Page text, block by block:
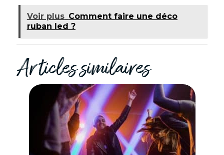
Voir plus Comment faire une déco
ruban led ?
Articles similaires